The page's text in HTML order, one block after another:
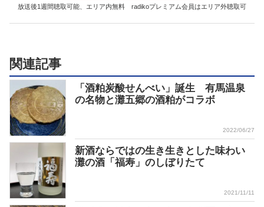
放送後1週間聴取可能、エリア内無料 radikoプレミアム会員はエリア外聴取可
関連記事
「酒粕炭酸せんべい」誕生 有馬温泉
の名物と灘五郷の酒粕がコラボ
2022/06/27
新酒ならではの生き生きとした味わい
灘の酒「福寿」のしぼりたて
2021/11/11